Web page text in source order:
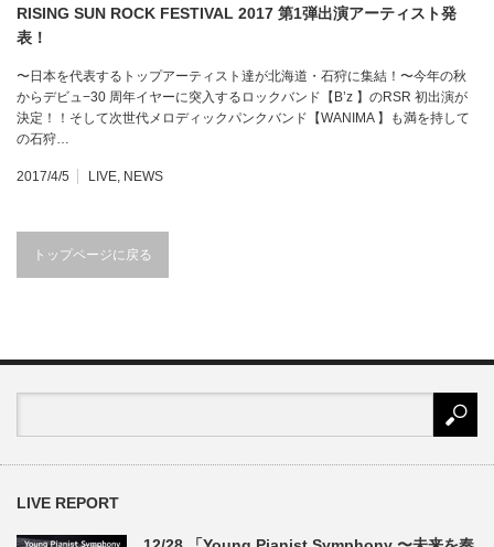
RISING SUN ROCK FESTIVAL 2017 第1弾出演アーティスト発
表！
〜日本を代表するトップアーティスト達が北海道・石狩に集結！〜今年の秋
からデビュ−30 周年イヤーに突入するロックバンド【B’z 】のRSR 初出演が
決定！！そして次世代メロディックパンクバンド【WANIMA 】も満を持して
の石狩…
2017/4/5 LIVE, NEWS
トップページに戻る
LIVE REPORT